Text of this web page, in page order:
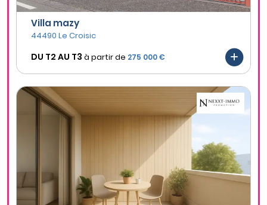
Villa mazy
44490 Le Croisic
DU T2 AU T3 à partir de 275 000 €